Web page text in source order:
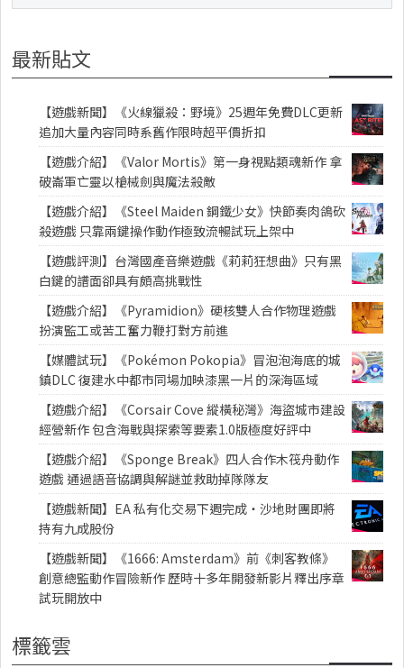
最新貼文
【遊戲新聞】《火線獵殺：野境》25週年免費DLC更新
追加大量內容同時系舊作限時超平價折扣
【遊戲介紹】《Valor Mortis》第一身視點類魂新作 拿
破崙軍亡靈以槍械劍與魔法殺敵
【遊戲介紹】《Steel Maiden 鋼鐵少女》快節奏肉鴿砍
殺遊戲 只靠兩鍵操作動作極致流暢試玩上架中
【遊戲評測】台灣國產音樂遊戲《莉莉狂想曲》只有黑
白鍵的譜面卻具有頗高挑戰性
【遊戲介紹】《Pyramidion》硬核雙人合作物理遊戲
扮演監工或苦工奮力鞭打對方前進
【媒體試玩】《Pokémon Pokopia》冒泡泡海底的城
鎮DLC 復建水中都市同場加映漆黑一片的深海區域
【遊戲介紹】《Corsair Cove 縱橫秘灣》海盜城市建設
經營新作 包含海戰與探索等要素1.0版極度好評中
【遊戲介紹】《Sponge Break》四人合作木筏舟動作
遊戲 通過語音協調與解謎並救助掉隊隊友
【遊戲新聞】EA 私有化交易下週完成・沙地財團即將
持有九成股份
【遊戲新聞】《1666: Amsterdam》前《刺客教條》
創意總監動作冒險新作 歷時十多年開發新影片釋出序章
試玩開放中
標籤雲